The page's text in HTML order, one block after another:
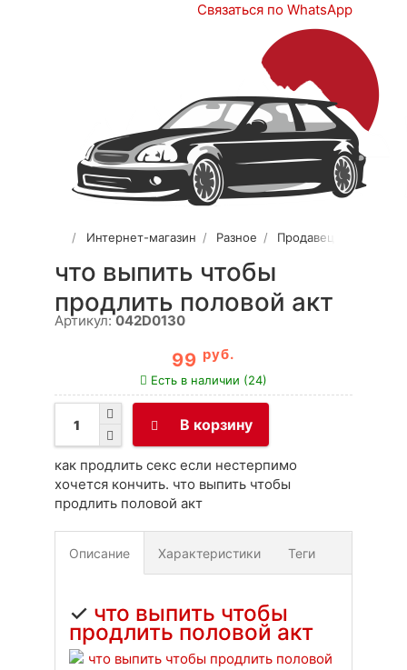
Связаться по WhatsApp
Интернет-магазин Разное Продавец 2
что выпить чтобы
продлить половой акт
Артикул:042D0130
99 руб.
Есть в наличии (24)
В корзину
как продлить секс если нестерпимо
хочется кончить. что выпить чтобы
продлить половой акт
Описание Характеристики Теги
✓ что выпить чтобы
продлить половой акт